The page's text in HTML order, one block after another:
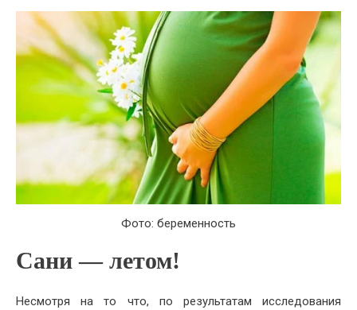
Фото: беременность
Сани — летом!
Несмотря на то что, по результатам исследования